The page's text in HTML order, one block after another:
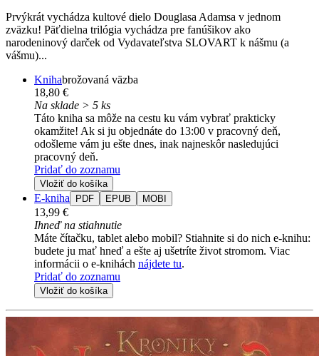
Prvýkrát vychádza kultové dielo Douglasa Adamsa v jednom
zväzku! Päťdielna trilógia vychádza pre fanúšikov ako
narodeninový darček od Vydavateľstva SLOVART k nášmu (a
vášmu)...
Knihabrožovaná väzba
18,80 €
Na sklade > 5 ks
Táto kniha sa môže na cestu ku vám vybrať prakticky
okamžite! Ak si ju objednáte do 13:00 v pracovný deň,
odošleme vám ju ešte dnes, inak najneskôr nasledujúci
pracovný deň.
Pridať do zoznamu
Vložiť do košíka
E-kniha PDF EPUB MOBI
13,99 €
Ihneď na stiahnutie
Máte čítačku, tablet alebo mobil? Stiahnite si do nich e-knihu:
budete ju mať hneď a ešte aj ušetríte život stromom. Viac
informácii o e-knihách nájdete tu.
Pridať do zoznamu
Vložiť do košíka